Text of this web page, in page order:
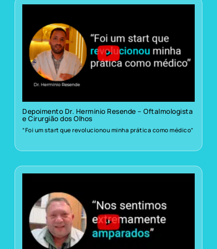
Depoimento Dr. Herminio Resende – Oftalmologista
e Cirurgião dos Olhos
“Foi um start que revolucionou minha prática como médico”